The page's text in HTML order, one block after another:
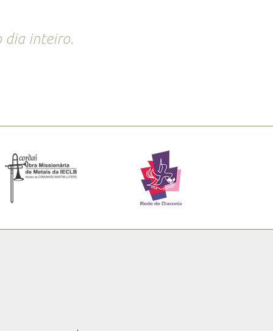
dia inteiro.